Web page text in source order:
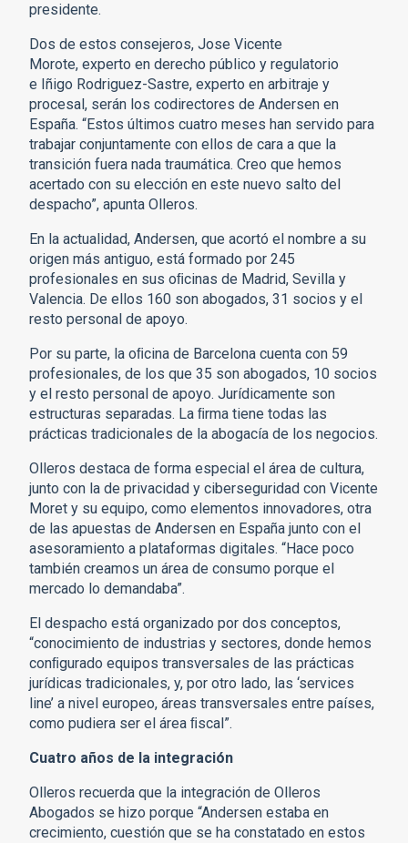
presidente.
Dos de estos consejeros, Jose Vicente
Morote, experto en derecho público y regulatorio
e Iñigo Rodriguez-Sastre, experto en arbitraje y
procesal, serán los codirectores de Andersen en
España. “Estos últimos cuatro meses han servido para
trabajar conjuntamente con ellos de cara a que la
transición fuera nada traumática. Creo que hemos
acertado con su elección en este nuevo salto del
despacho”, apunta Olleros.
En la actualidad, Andersen, que acortó el nombre a su
origen más antiguo, está formado por 245
profesionales en sus oﬁcinas de Madrid, Sevilla y
Valencia. De ellos 160 son abogados, 31 socios y el
resto personal de apoyo.
Por su parte, la oﬁcina de Barcelona cuenta con 59
profesionales, de los que 35 son abogados, 10 socios
y el resto personal de apoyo. Jurídicamente son
estructuras separadas. La ﬁrma tiene todas las
prácticas tradicionales de la abogacía de los negocios.
Olleros destaca de forma especial el área de cultura,
junto con la de privacidad y ciberseguridad con Vicente
Moret y su equipo, como elementos innovadores, otra
de las apuestas de Andersen en España junto con el
asesoramiento a plataformas digitales. “Hace poco
también creamos un área de consumo porque el
mercado lo demandaba”.
El despacho está organizado por dos conceptos,
“conocimiento de industrias y sectores, donde hemos
conﬁgurado equipos transversales de las prácticas
jurídicas tradicionales, y, por otro lado, las ‘services
line’ a nivel europeo, áreas transversales entre países,
como pudiera ser el área ﬁscal”.
Cuatro años de la integración
Olleros recuerda que la integración de Olleros
Abogados se hizo porque “Andersen estaba en
crecimiento, cuestión que se ha constatado en estos